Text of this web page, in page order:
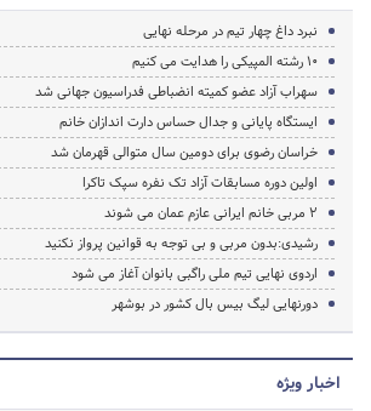
نبرد داغ چهار تیم در مرحله نهایی
10 رشته المپیکی را هدایت می کنیم
سهراب آزاد عضو کمیته انضباطی فدراسیون جهانی شد
ایستگاه پایانی و جدال حساس دارت اندازان خانم
خراسان رضوی برای دومین سال متوالی قهرمان شد
اولین دوره مسابقات آزاد تک نفره سپک تاکرا
2 مربی خانم ایرانی عازم عمان می شوند
رشیدی:بدون مربی و بی توجه به قوانین پرواز نکنید
اردوی نهایی تیم ملی راگبی بانوان آغاز می شود
دورنهایی لیگ بیس بال کشور در بوشهر
اخبار ویژه